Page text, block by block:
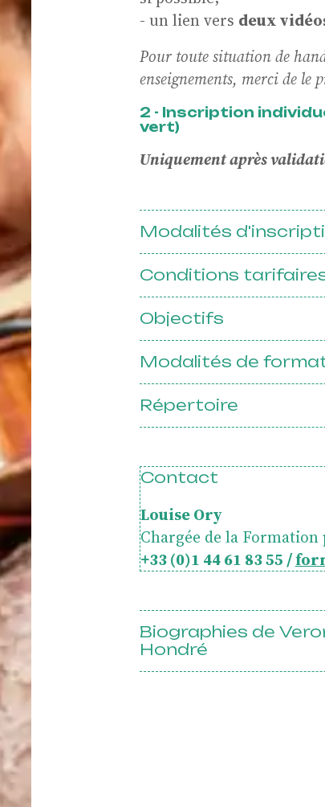
- un lien vers deux
Pour toute situation de
enseignements, merci de le
2 - Inscription
vert)
Uniquement après
Modalités
Conditions
Objectifs
Modalités de
Répertoire
Contact
Louise Ory
Chargée de la
+33 (0)1 44 61 83 55 /
Biographies de
Hondré